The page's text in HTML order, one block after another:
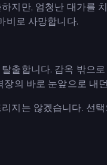
지만, 엄청난 대가를
비로 사망합니다.
출합니다. 감옥 밖으
의 바로 눈앞으로 내
지는 않겠습니다. 선